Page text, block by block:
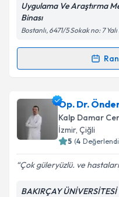
Uygulama Ve Araştırma
Binası
Bostanlı, 6471/5 Sokak no: 7
Randevu
Op. Dr. Murat
oluşturun. Size bu
takvim
Op. Dr.
Kalp Damar
İzmir, Çiğli
5 (4
Çok güleryüzlü. ve
BAKIRÇAY